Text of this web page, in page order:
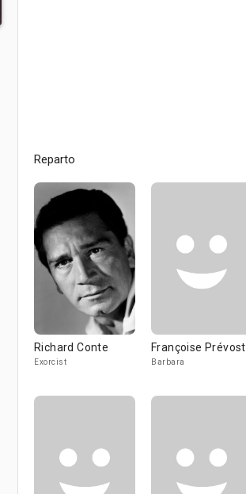
Reparto
Richard Conte
Exorcist
Françoise Prévost
Barbara